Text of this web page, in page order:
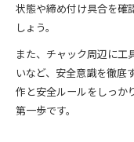
状態や締め付け具合を確
しょう。
また、チャック周辺に工
いなど、安全意識を徹底
作と安全ルールをしっか
第一歩です。